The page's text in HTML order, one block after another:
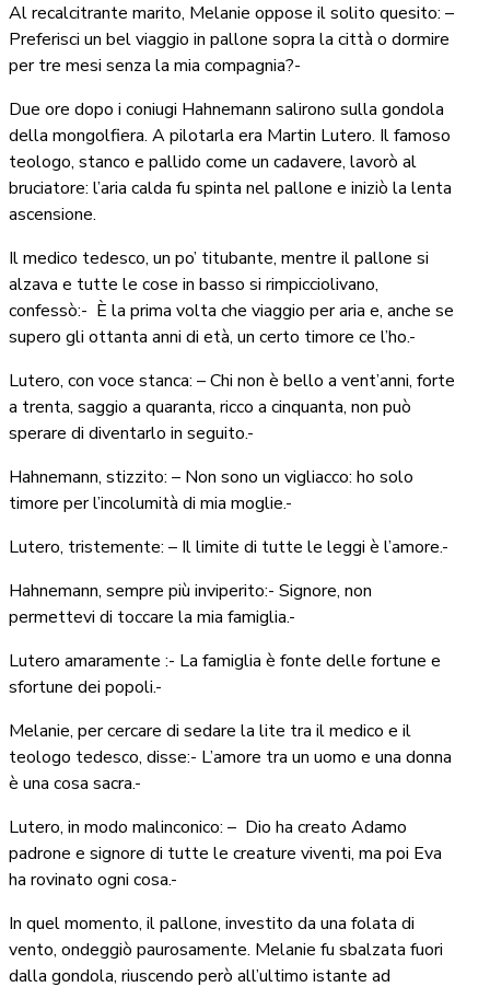
Al recalcitrante marito, Melanie oppose il solito quesito: –
Preferisci un bel viaggio in pallone sopra la città o dormire
per tre mesi senza la mia compagnia?-
Due ore dopo i coniugi Hahnemann salirono sulla gondola
della mongolfiera. A pilotarla era Martin Lutero. Il famoso
teologo, stanco e pallido come un cadavere, lavorò al
bruciatore: l’aria calda fu spinta nel pallone e iniziò la lenta
ascensione.
Il medico tedesco, un po’ titubante, mentre il pallone si
alzava e tutte le cose in basso si rimpicciolivano,
confessò:- È la prima volta che viaggio per aria e, anche se
supero gli ottanta anni di età, un certo timore ce l’ho.-
Lutero, con voce stanca: – Chi non è bello a vent’anni, forte
a trenta, saggio a quaranta, ricco a cinquanta, non può
sperare di diventarlo in seguito.-
Hahnemann, stizzito: – Non sono un vigliacco: ho solo
timore per l’incolumità di mia moglie.-
Lutero, tristemente: – Il limite di tutte le leggi è l’amore.-
Hahnemann, sempre più inviperito:- Signore, non
permettevi di toccare la mia famiglia.-
Lutero amaramente :- La famiglia è fonte delle fortune e
sfortune dei popoli.-
Melanie, per cercare di sedare la lite tra il medico e il
teologo tedesco, disse:- L’amore tra un uomo e una donna
è una cosa sacra.-
Lutero, in modo malinconico: – Dio ha creato Adamo
padrone e signore di tutte le creature viventi, ma poi Eva
ha rovinato ogni cosa.-
In quel momento, il pallone, investito da una folata di
vento, ondeggiò paurosamente. Melanie fu sbalzata fuori
dalla gondola, riuscendo però all’ultimo istante ad